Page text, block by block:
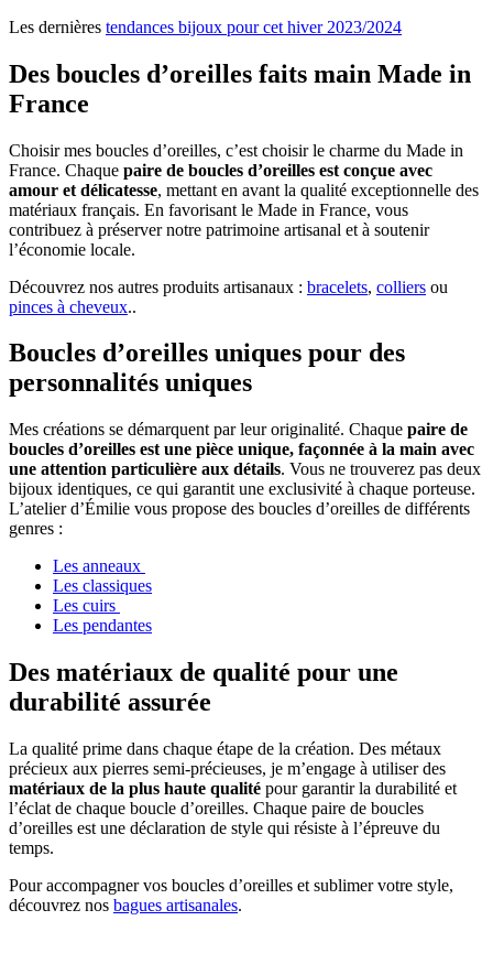
Les dernières tendances bijoux pour cet hiver 2023/2024
Des boucles d’oreilles faits main Made in
France
Choisir mes boucles d’oreilles, c’est choisir le charme du Made in
France. Chaque paire de boucles d’oreilles est conçue avec
amour et délicatesse, mettant en avant la qualité exceptionnelle des
matériaux français. En favorisant le Made in France, vous
contribuez à préserver notre patrimoine artisanal et à soutenir
l’économie locale.
Découvrez nos autres produits artisanaux : bracelets, colliers ou
pinces à cheveux..
Boucles d’oreilles uniques pour des
personnalités uniques
Mes créations se démarquent par leur originalité. Chaque paire de
boucles d’oreilles est une pièce unique, façonnée à la main avec
une attention particulière aux détails. Vous ne trouverez pas deux
bijoux identiques, ce qui garantit une exclusivité à chaque porteuse.
L’atelier d’Émilie vous propose des boucles d’oreilles de différents
genres :
Les anneaux
Les classiques
Les cuirs
Les pendantes
Des matériaux de qualité pour une
durabilité assurée
La qualité prime dans chaque étape de la création. Des métaux
précieux aux pierres semi-précieuses, je m’engage à utiliser des
matériaux de la plus haute qualité pour garantir la durabilité et
l’éclat de chaque boucle d’oreilles. Chaque paire de boucles
d’oreilles est une déclaration de style qui résiste à l’épreuve du
temps.
Pour accompagner vos boucles d’oreilles et sublimer votre style,
découvrez nos bagues artisanales.